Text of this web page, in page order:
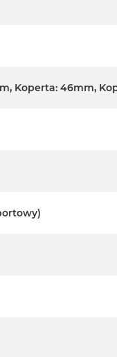
Koperta: 46mm,